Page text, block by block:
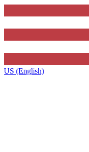
US (English)